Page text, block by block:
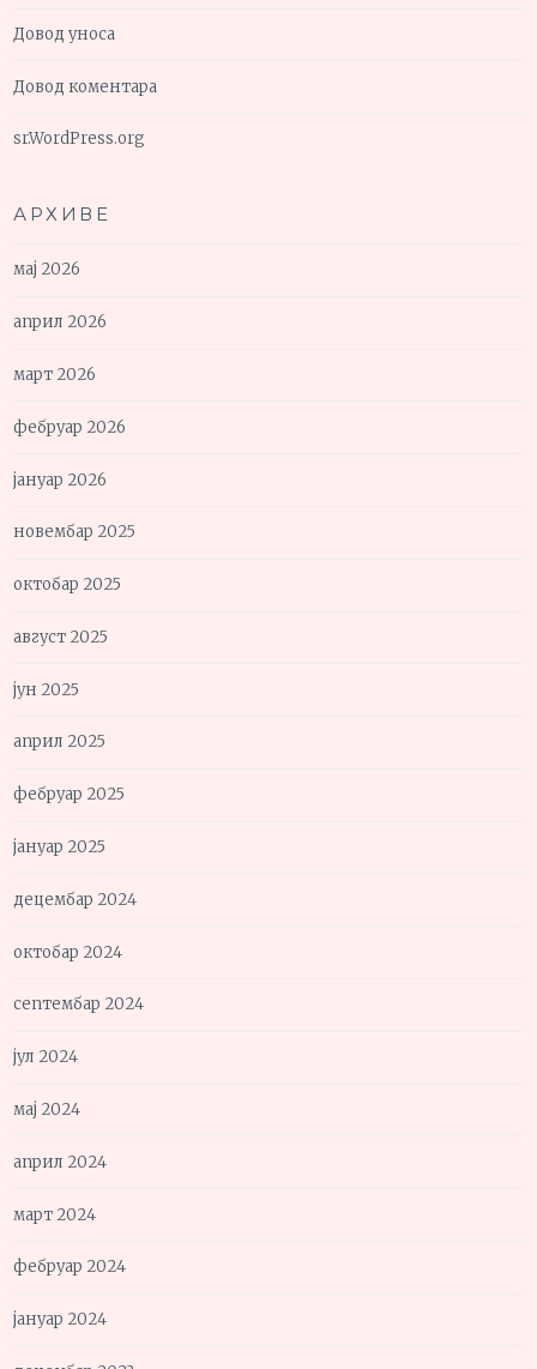
Довод уноса
Довод коментара
sr.WordPress.org
АРХИВЕ
мај 2026
април 2026
март 2026
фебруар 2026
јануар 2026
новембар 2025
октобар 2025
август 2025
јун 2025
април 2025
фебруар 2025
јануар 2025
децембар 2024
октобар 2024
септембар 2024
јул 2024
мај 2024
април 2024
март 2024
фебруар 2024
јануар 2024